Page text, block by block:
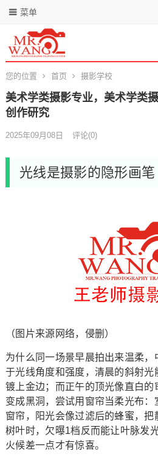
菜单
您的位置 首页 摄影学校
美术学类摄影专业，美术学类
创作研究
2025年09月08日 评论(0)
光线是摄影的隐形画笔
（图片来源网络，侵删）
为什么同一场景早晨拍出来温柔
于光线角度和强度，清晨的斜射
镀上金边；而正午的顶光像直白的
变成黑洞，尝试用窗帘当柔光布
窗帘，阳光会像过滤后的蜂蜜，
树叶时，欠曝1档反而能让叶脉
火候差一点才有惊喜。